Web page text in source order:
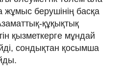
берушінің басқа
құқықтық
қызметкерге мұндай
сондықтан қосымша